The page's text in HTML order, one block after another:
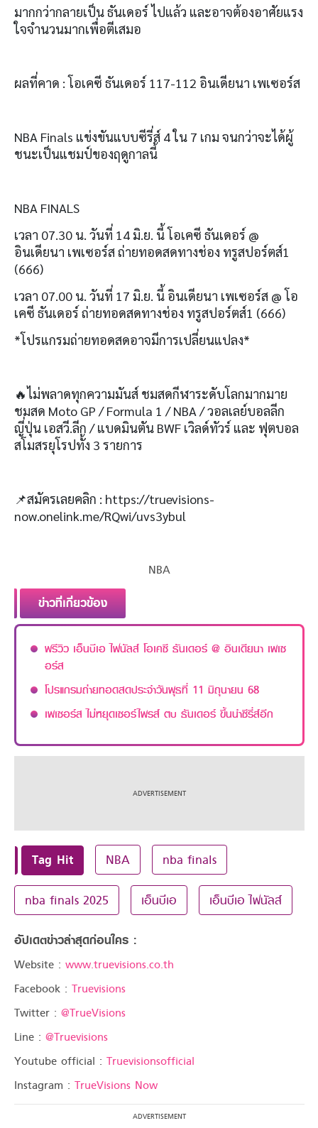
มากกว่ากลายเป็น ธันเดอร์ ไปแล้ว และอาจต้องอาศัยแรง
ใจจำนวนมากเพื่อตีเสมอ
ผลที่คาด : โอเคซี ธันเดอร์ 117-112 อินเดียนา เพเซอร์ส
NBA Finals แข่งขันแบบซีรี่ส์ 4ใน 7 เกม จนกว่าจะได้ผู้
ชนะเป็นแชมป์ของฤดูกาลนี้
NBA FINALS
เวลา 07.30 น. วันที่ 14 มิ.ย. นี้ โอเคซี ธันเดอร์ @
อินเดียนา เพเซอร์ส ถ่ายทอดสดทางช่อง ทรูสปอร์ตส์1
(666)
เวลา 07.00 น. วันที่ 17 มิ.ย. นี้ อินเดียนา เพเซอร์ส @โอ
เคซี ธันเดอร์ ถ่ายทอดสดทางช่อง ทรูสปอร์ตส์1 (666)
*โปรแกรมถ่ายทอดสดอาจมีการเปลี่ยนแปลง*
🔥ไม่พลาดทุกความมันส์ ชมสดกีฬาระดับโลกมากมาย
ชมสด Moto GP / Formula 1 / NBA /วอลเลย์บอลลีก
ญี่ปุ่น เอสวี.ลีก /แบดมินตัน BWF เวิลด์ทัวร์ และ ฟุตบอล
สโมสรยุโรปทั้ง 3 รายการ
📌สมัครเลยคลิก : https://truevisions-
now.onelink.me/RQwi/uvs3ybul
NBA
ข่าวที่เกี่ยวข้อง
พรีวิว เอ็นบีเอ ไฟนัลส์ โอเคซี ธันเดอร์ @ อินเดียนา เพเซ
อร์ส
โปรแกรมถ่ายทอดสดประจำวันพุธที่ 11 มิถุนายน 68
เพเซอร์ส ไม่หยุดเซอร์ไพรส์ ตบ ธันเดอร์ ขึ้นนำซีรี่ส์อีก
Tag Hit NBA nba finals
nba finals 2025 เอ็นบีเอ เอ็นบีเอ ไฟนัลส์
อัปเดตข่าวล่าสุดก่อนใคร :
Website : www.truevisions.co.th
Facebook : Truevisions
Twitter : @TrueVisions
Line : @Truevisions
Youtube official : Truevisionsofficial
Instagram : TrueVisions Now